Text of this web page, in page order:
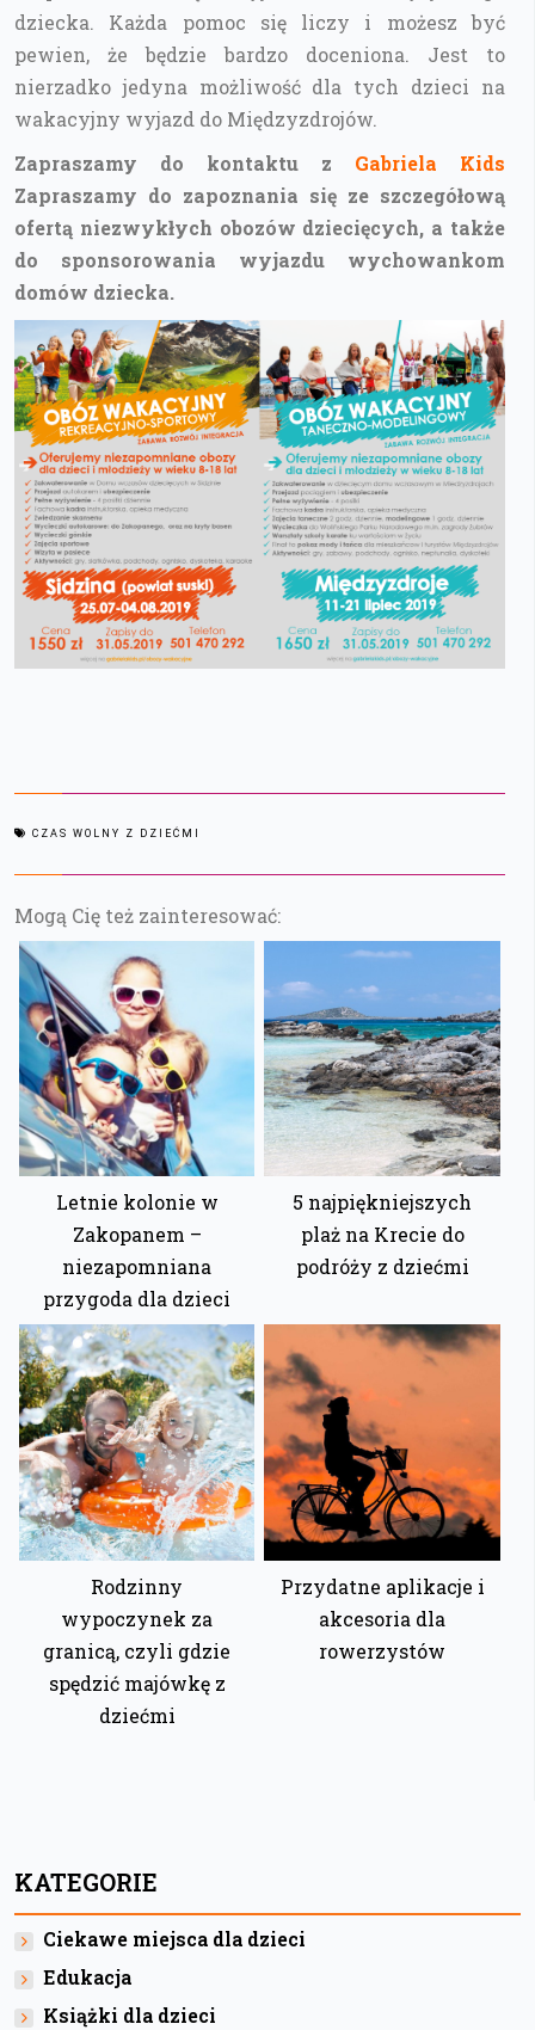
dziecka. Każda pomoc się liczy i możesz być
pewien, że będzie bardzo doceniona. Jest to
nierzadko jedyna możliwość dla tych dzieci na
wakacyjny wyjazd do Międzyzdrojów.
Zapraszamy do kontaktu z Gabriela Kids
Zapraszamy do zapoznania się ze szczegółową
ofertą niezwykłych obozów dziecięcych, a także
do sponsorowania wyjazdu wychowankom
domów dziecka.
CZAS WOLNY Z DZIEĆMI
Mogą Cię też zainteresować:
Letnie kolonie w
Zakopanem –
niezapomniana
przygoda dla dzieci
5 najpiękniejszych
plaż na Krecie do
podróży z dziećmi
Rodzinny
wypoczynek za
granicą, czyli gdzie
spędzić majówkę z
dziećmi
Przydatne aplikacje i
akcesoria dla
rowerzystów
KATEGORIE
Ciekawe miejsca dla dzieci
Edukacja
Książki dla dzieci